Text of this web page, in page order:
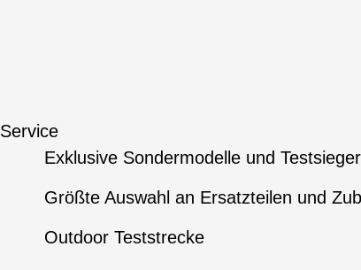
Service
Exklusive Sondermodelle und
Größte Auswahl an Ersatzteilen und
Outdoor Teststrecke